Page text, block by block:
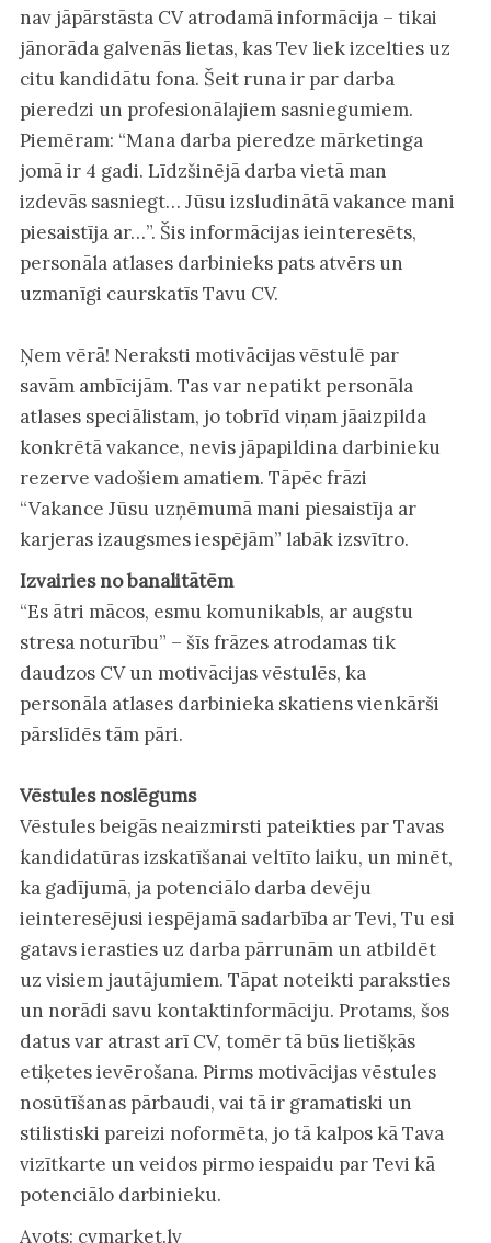
nav jāpārstāsta CV atrodamā informācija – tikai
jānorāda galvenās lietas, kas Tev liek izcelties uz
citu kandidātu fona. Šeit runa ir par darba
pieredzi un profesionālajiem sasniegumiem.
Piemēram: “Mana darba pieredze mārketinga
jomā ir 4 gadi. Līdzšinējā darba vietā man
izdevās sasniegt… Jūsu izsludinātā vakance mani
piesaistīja ar…”. Šis informācijas ieinteresēts,
personāla atlases darbinieks pats atvērs un
uzmanīgi caurskatīs Tavu CV.
Ņem vērā! Neraksti motivācijas vēstulē par
savām ambīcijām. Tas var nepatikt personāla
atlases speciālistam, jo tobrīd viņam jāaizpilda
konkrētā vakance, nevis jāpapildina darbinieku
rezerve vadošiem amatiem. Tāpēc frāzi
“Vakance Jūsu uzņēmumā mani piesaistīja ar
karjeras izaugsmes iespējām” labāk izsvītro.
Izvairies no banalitātēm
“Es ātri mācos, esmu komunikabls, ar augstu
stresa noturību” – šīs frāzes atrodamas tik
daudzos CV un motivācijas vēstulēs, ka
personāla atlases darbinieka skatiens vienkārši
pārslīdēs tām pāri.
Vēstules noslēgums
Vēstules beigās neaizmirsti pateikties par Tavas
kandidatūras izskatīšanai veltīto laiku, un minēt,
ka gadījumā, ja potenciālo darba devēju
ieinteresējusi iespējamā sadarbība ar Tevi, Tu esi
gatavs ierasties uz darba pārrunām un atbildēt
uz visiem jautājumiem. Tāpat noteikti paraksties
un norādi savu kontaktinformāciju. Protams, šos
datus var atrast arī CV, tomēr tā būs lietišķās
etiķetes ievērošana. Pirms motivācijas vēstules
nosūtīšanas pārbaudi, vai tā ir gramatiski un
stilistiski pareizi noformēta, jo tā kalpos kā Tava
vizītkarte un veidos pirmo iespaidu par Tevi kā
potenciālo darbinieku.
Avots: cvmarket.lv